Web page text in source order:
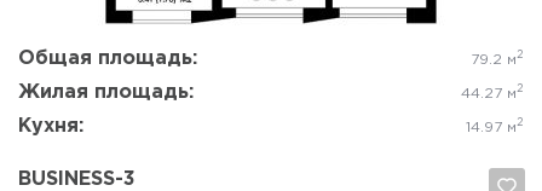
Общая площадь: 79.2 м 2
Жилая площадь: 44.27 м 2
Кухня: 14.97 м 2
BUSINESS-3